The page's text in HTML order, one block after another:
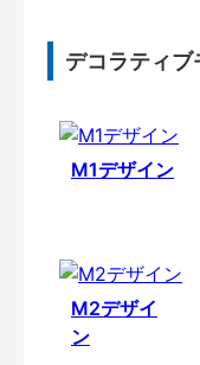
デコラティ
M1デザイン
M2デザイ
ン